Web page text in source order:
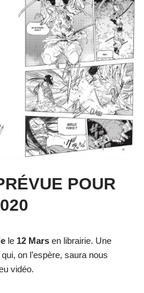
POUR
le 12 Mars en librairie. Une
on l’espère, saura nous
vidéo.